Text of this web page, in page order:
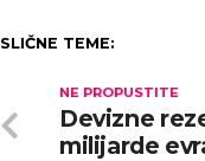
SLIČNE TEME:
NE PROPUSTITE
Devizne
milijarde